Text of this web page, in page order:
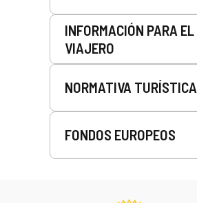
INFORMACIÓN PARA EL
VIAJERO
NORMATIVA TURÍSTICA
FONDOS EUROPEOS